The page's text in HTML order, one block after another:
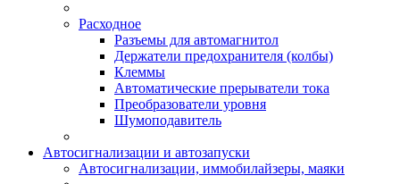
Расходное
Разъемы для автомагнитол
Держатели предохранителя (колбы)
Клеммы
Автоматические прерыватели тока
Преобразователи уровня
Шумоподавитель
Автосигнализации и автозапуски
Автосигнализации, иммобилайзеры, маяки